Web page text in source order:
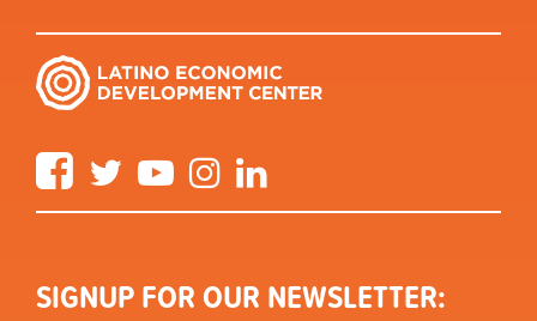
FacebookTwitter YouTube Instagram
SIGNUP FOR OUR NEWSLETTER: